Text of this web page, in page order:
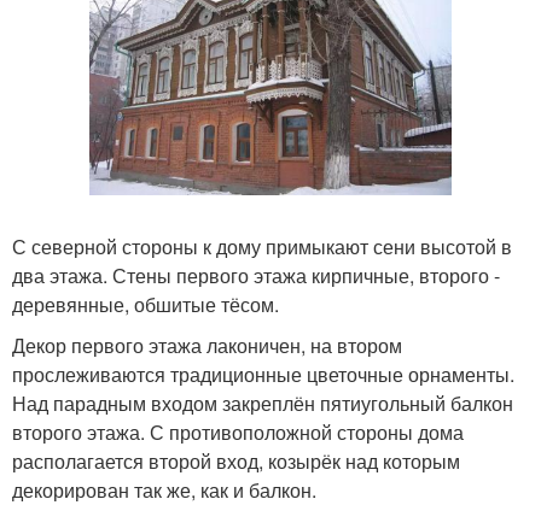
С северной стороны к дому примыкают сени высотой в
два этажа. Стены первого этажа кирпичные, второго -
деревянные, обшитые тёсом.
Декор первого этажа лаконичен, на втором
прослеживаются традиционные цветочные орнаменты.
Над парадным входом закреплён пятиугольный балкон
второго этажа. С противоположной стороны дома
располагается второй вход, козырёк над которым
декорирован так же, как и балкон.